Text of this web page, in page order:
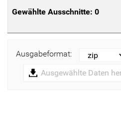
Gewählte Ausschnitte: 0
Ausgabeformat:
Ausgewählte Daten